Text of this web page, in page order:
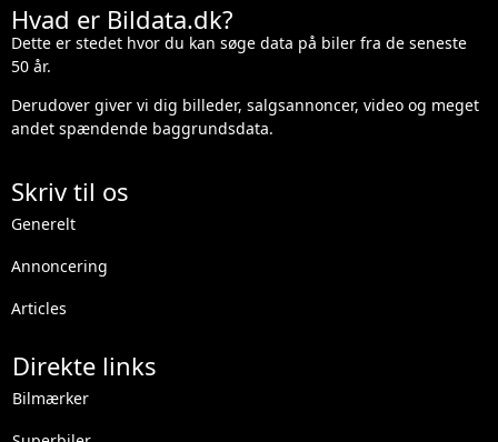
Hvad er Bildata.dk?
Dette er stedet hvor du kan søge data på biler fra de seneste
50 år.
Derudover giver vi dig billeder, salgsannoncer, video og meget
andet spændende baggrundsdata.
Skriv til os
Generelt
Annoncering
Articles
Direkte links
Bilmærker